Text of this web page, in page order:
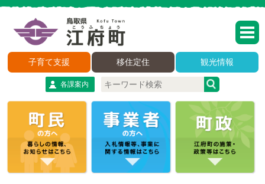
子育て支援 移住定住 観光情報
各課案内